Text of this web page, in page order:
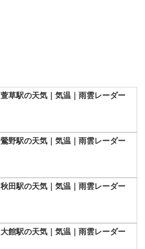
萱草駅の天気｜気温｜雨雲レーダー
鶯野駅の天気｜気温｜雨雲レーダー
秋田駅の天気｜気温｜雨雲レーダー
大館駅の天気｜気温｜雨雲レーダー